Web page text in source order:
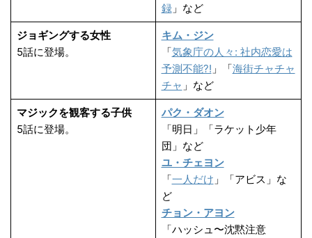
録」など
ジョギングする女性
5話に登場。
キム・ジン
「気象庁の人々: 社内恋愛は
予測不能?! 」「海街チャチャ
チャ 」など
マジックを観客する子供
5話に登場。
パク・ダオン
「明日」「ラケット少年
団」など
ユ・チェヨン
「一人だけ 」「アビス」な
ど
チョン・アヨン
「ハッシュ〜沈黙注意